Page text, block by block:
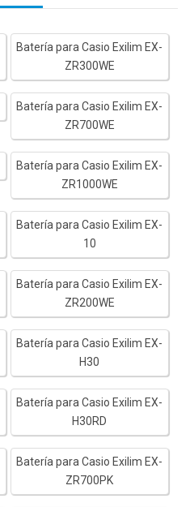
Batería para Casio Exilim EX-
ZR300WE
Batería para Casio Exilim EX-
ZR700WE
Batería para Casio Exilim EX-
ZR1000WE
Batería para Casio Exilim EX-
10
Batería para Casio Exilim EX-
ZR200WE
Batería para Casio Exilim EX-
H30
Batería para Casio Exilim EX-
H30RD
Batería para Casio Exilim EX-
ZR700PK